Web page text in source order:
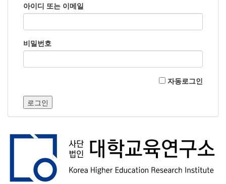
아이디 또는 이메일
비밀번호
자동로그인
로그인